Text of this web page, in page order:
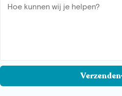
Verzenden